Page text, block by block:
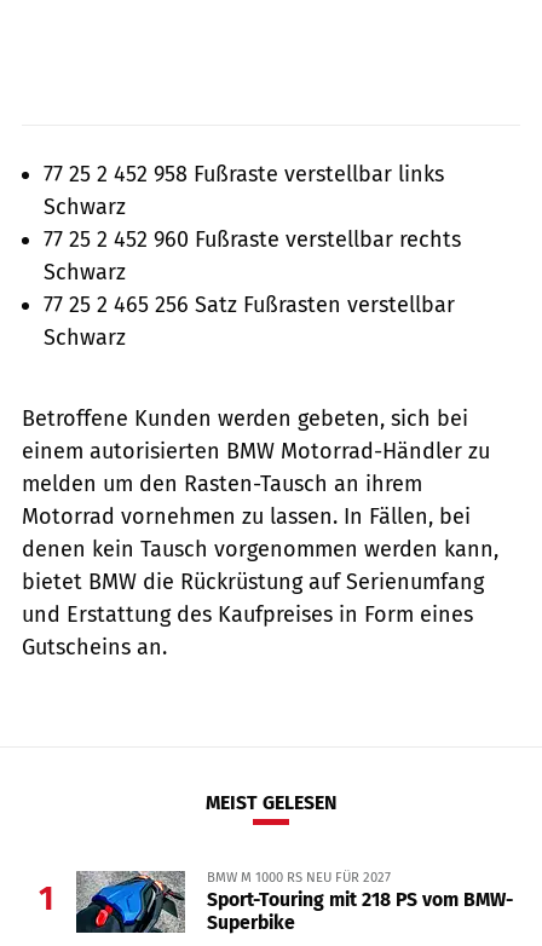
77 25 2 452 958 Fußraste verstellbar links
Schwarz
77 25 2 452 960 Fußraste verstellbar rechts
Schwarz
77 25 2 465 256 Satz Fußrasten verstellbar
Schwarz
Betroffene Kunden werden gebeten, sich bei
einem autorisierten BMW Motorrad-Händler zu
melden um den Rasten-Tausch an ihrem
Motorrad vornehmen zu lassen. In Fällen, bei
denen kein Tausch vorgenommen werden kann,
bietet BMW die Rückrüstung auf Serienumfang
und Erstattung des Kaufpreises in Form eines
Gutscheins an.
MEIST GELESEN
1
BMW M 1000 RS NEU FÜR 2027
Sport-Touring mit 218 PS vom BMW-
Superbike